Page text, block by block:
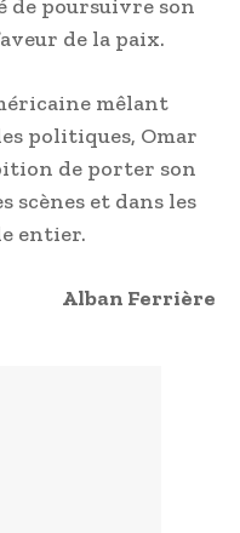
de poursuivre son
de la paix.
mêlant
politiques, Omar
de porter son
scènes et dans les
entier.
Alban Ferrière